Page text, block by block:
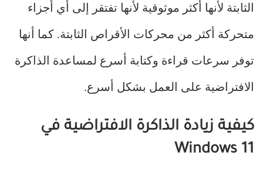
الثابتة لأنها أكثر موثوقية لأنها تفتقر إلى أي أجزاء
متحركة أكثر من محركات الأقراص الثابتة. كما أنها
توفر سرعات قراءة وكتابة أسرع لمساعدة الذاكرة
الافتراضية على العمل بشكل أسرع.
كيفية زيادة الذاكرة الافتراضية في
Windows 11